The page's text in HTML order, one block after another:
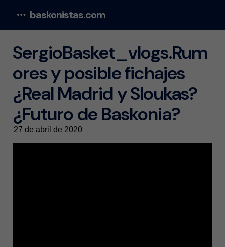
baskonistas.com
SergioBasket_vlogs.Rum
ores y posible fichajes
¿Real Madrid y Sloukas?
¿Futuro de Baskonia?
27 de abril de 2020